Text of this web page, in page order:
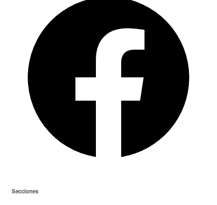
Secciones